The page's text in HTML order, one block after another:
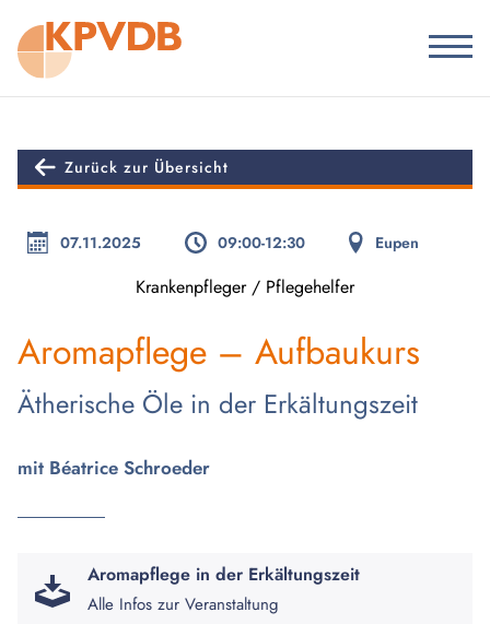
Zurück zur Übersicht
07.11.2025 09:00-12:30 Eupen
Krankenpfleger / Pflegehelfer
Aromapflege – Aufbaukurs
Ätherische Öle in der Erkältungszeit
mit Béatrice Schroeder
Aromapflege in der Erkältungszeit
Alle Infos zur Veranstaltung